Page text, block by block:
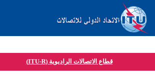
قطاع الاتصالات الراديوية (ITU-R)